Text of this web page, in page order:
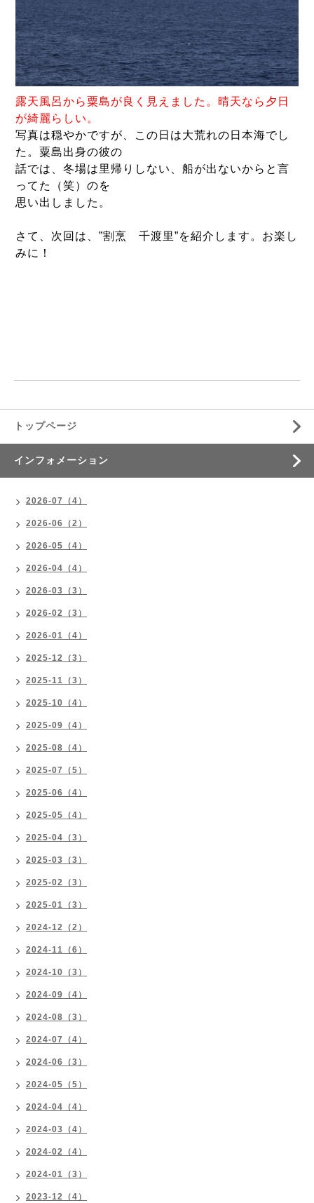
露天風呂から粟島が良く見えました。晴天なら夕日
が綺麗らしい。
写真は穏やかですが、この日は大荒れの日本海でし
た。粟島出身の彼の
話では、冬場は里帰りしない、船が出ないからと言
ってた（笑）のを
思い出しました。
さて、次回は、”割烹 千渡里”を紹介します。お楽し
みに！
トップページ
インフォメーション
2026-07（4）
2026-06（2）
2026-05（4）
2026-04（4）
2026-03（3）
2026-02（3）
2026-01（4）
2025-12（3）
2025-11（3）
2025-10（4）
2025-09（4）
2025-08（4）
2025-07（5）
2025-06（4）
2025-05（4）
2025-04（3）
2025-03（3）
2025-02（3）
2025-01（3）
2024-12（2）
2024-11（6）
2024-10（3）
2024-09（4）
2024-08（3）
2024-07（4）
2024-06（3）
2024-05（5）
2024-04（4）
2024-03（4）
2024-02（4）
2024-01（3）
2023-12（4）